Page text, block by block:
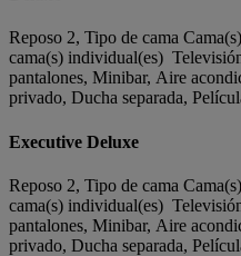
Reposo 2, Tipo de cama
cama(s) individual(es)
pantalones, Minibar, Aire
privado, Ducha separada,
Executive Deluxe
Reposo 2, Tipo de cama
cama(s) individual(es)
pantalones, Minibar, Aire
privado, Ducha separada,